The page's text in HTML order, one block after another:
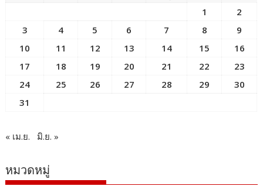
1
2
3
4 5 6 7 8
9
10
11 12 13 14 15
16
17
18 19 20 21 22
23
24
25 26 27 28 29
30
31
« เม.ย. มิ.ย. »
หมวดหมู่